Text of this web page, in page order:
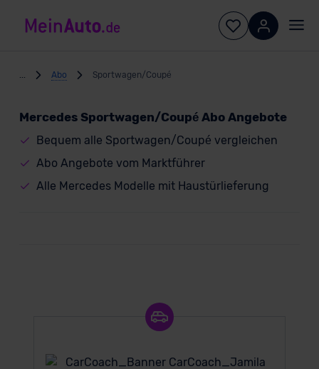
Abo Sportwagen/Coupé
Mercedes Sportwagen/Coupé Abo Angebote
Bequem alle Sportwagen/Coupé vergleichen
Abo Angebote vom Marktführer
Alle Mercedes Modelle mit Haustürlieferung